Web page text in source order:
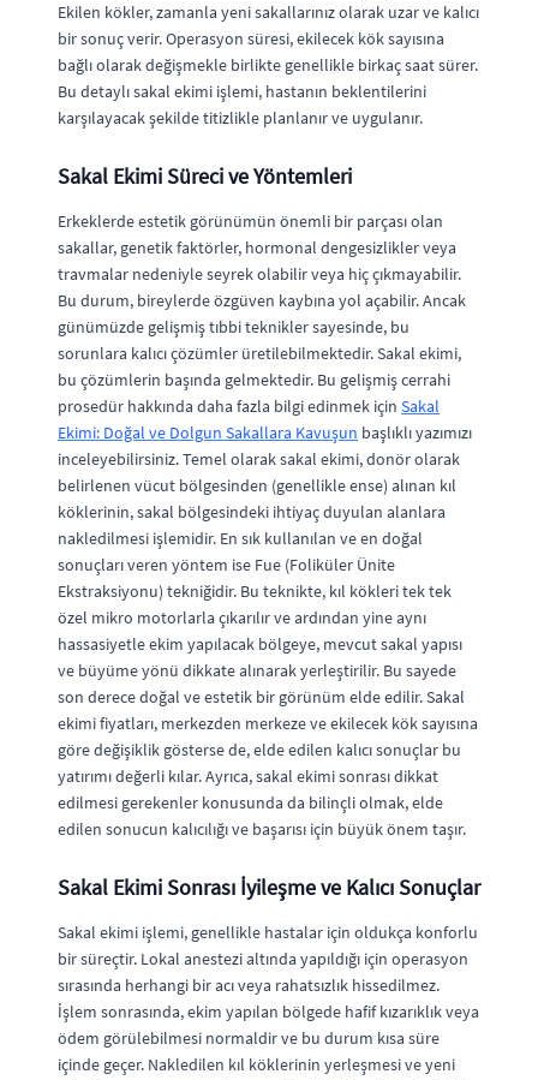
Ekilen kökler, zamanla yeni sakallarınız olarak uzar ve kalıcı
bir sonuç verir. Operasyon süresi, ekilecek kök sayısına
bağlı olarak değişmekle birlikte genellikle birkaç saat sürer.
Bu detaylı sakal ekimi işlemi, hastanın beklentilerini
karşılayacak şekilde titizlikle planlanır ve uygulanır.
Sakal Ekimi Süreci ve Yöntemleri
Erkeklerde estetik görünümün önemli bir parçası olan
sakallar, genetik faktörler, hormonal dengesizlikler veya
travmalar nedeniyle seyrek olabilir veya hiç çıkmayabilir.
Bu durum, bireylerde özgüven kaybına yol açabilir. Ancak
günümüzde gelişmiş tıbbi teknikler sayesinde, bu
sorunlara kalıcı çözümler üretilebilmektedir. Sakal ekimi,
bu çözümlerin başında gelmektedir. Bu gelişmiş cerrahi
prosedür hakkında daha fazla bilgi edinmek için Sakal
Ekimi: Doğal ve Dolgun Sakallara Kavuşun başlıklı yazımızı
inceleyebilirsiniz. Temel olarak sakal ekimi, donör olarak
belirlenen vücut bölgesinden (genellikle ense) alınan kıl
köklerinin, sakal bölgesindeki ihtiyaç duyulan alanlara
nakledilmesi işlemidir. En sık kullanılan ve en doğal
sonuçları veren yöntem ise Fue (Foliküler Ünite
Ekstraksiyonu) tekniğidir. Bu teknikte, kıl kökleri tek tek
özel mikro motorlarla çıkarılır ve ardından yine aynı
hassasiyetle ekim yapılacak bölgeye, mevcut sakal yapısı
ve büyüme yönü dikkate alınarak yerleştirilir. Bu sayede
son derece doğal ve estetik bir görünüm elde edilir. Sakal
ekimi fiyatları, merkezden merkeze ve ekilecek kök sayısına
göre değişiklik gösterse de, elde edilen kalıcı sonuçlar bu
yatırımı değerli kılar. Ayrıca, sakal ekimi sonrası dikkat
edilmesi gerekenler konusunda da bilinçli olmak, elde
edilen sonucun kalıcılığı ve başarısı için büyük önem taşır.
Sakal Ekimi Sonrası İyileşme ve Kalıcı Sonuçlar
Sakal ekimi işlemi, genellikle hastalar için oldukça konforlu
bir süreçtir. Lokal anestezi altında yapıldığı için operasyon
sırasında herhangi bir acı veya rahatsızlık hissedilmez.
İşlem sonrasında, ekim yapılan bölgede hafif kızarıklık veya
ödem görülebilmesi normaldir ve bu durum kısa süre
içinde geçer. Nakledilen kıl köklerinin yerleşmesi ve yeni